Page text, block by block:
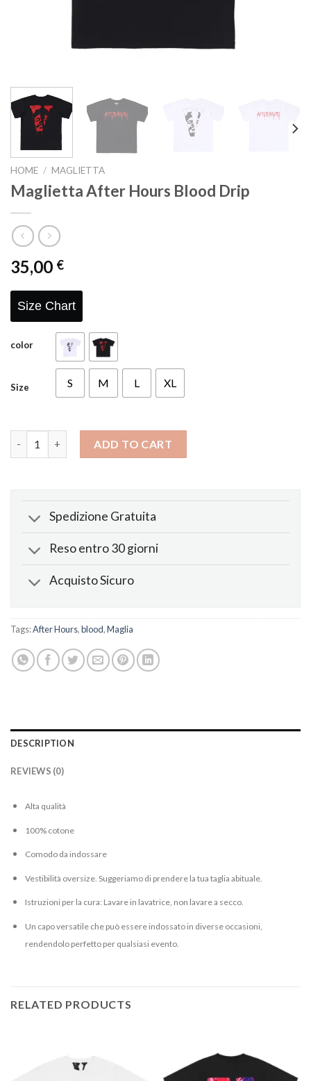
HOME / MAGLIETTA
Maglietta After Hours Blood Drip
35,00 €
Size Chart
color
Size S M L XL
ADD TO CART
Spedizione Gratuita
Reso entro 30 giorni
Acquisto Sicuro
Tags:After Hours,blood,Maglia
DESCRIPTION
REVIEWS (0)
Alta qualità
100% cotone
Comodo da indossare
Vestibilità oversize. Suggeriamo di prendere la tua taglia abituale.
Istruzioni per la cura: Lavare in lavatrice, non lavare a secco.
Un capo versatile che può essere indossato in diverse occasioni,
rendendolo perfetto per qualsiasi evento.
RELATED PRODUCTS